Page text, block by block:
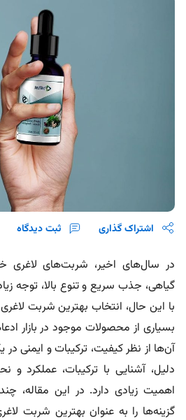
اشتراک گذاری ثبت دیدگاه
در سال‌های اخیر، شربت‌های لاغری
گیاهی، جذب سریع و تنوع بالا، توجه
با این حال، انتخاب بهترین شربت
بسیاری از محصولات موجود در بازار
آن‌ها از نظر کیفیت، ترکیبات و ایمنی
دلیل، آشنایی با ترکیبات، عملکرد
اهمیت زیادی دارد. در این مقاله،
گزینه‌ها را به عنوان بهترین شربت